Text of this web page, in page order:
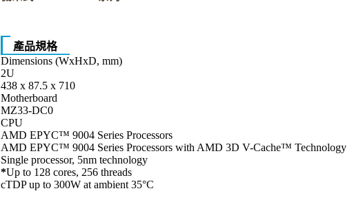
產品規格
Dimensions (WxHxD, mm)
2U
438 x 87.5 x 710
Motherboard
MZ33-DC0
CPU
AMD EPYC™ 9004 Series Processors
AMD EPYC™ 9004 Series Processors with AMD 3D V-Cache™ Technology
Single processor, 5nm technology
*Up to 128 cores, 256 threads
cTDP up to 300W at ambient 35°C